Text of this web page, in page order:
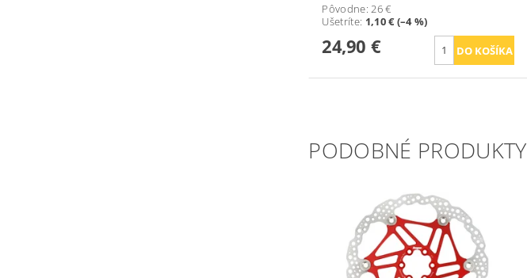
Pôvodne:26 €
Ušetríte: 1,10 € (–4 %)
24,90 €
PODOBNÉ PRODUKTY